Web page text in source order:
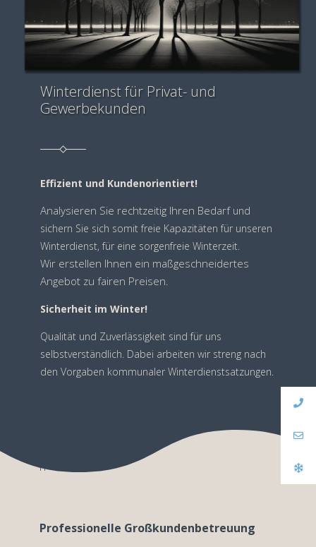
Winterdienst für Privat- und
Gewerbekunden
Effizient und Kundenorientiert!
Analysieren Sie rechtzeitig Ihren Bedarfund
sichern Sie sich somit freie Kapazitäten für unseren
Winterdienst, für eine sorgenfreie Winterzeit.
Wir erstellen Ihnen ein maßgeschneidertes
Angebot zu fairen Preisen.
Sicherheit im Winter!
Qualität und Zuverlässigkeit sind für uns
selbstverständlich. Dabei arbeiten wir streng nach
den Vorgaben kommunaler Winterdienstsatzungen.
n
Professionelle Großkundenbetreuung